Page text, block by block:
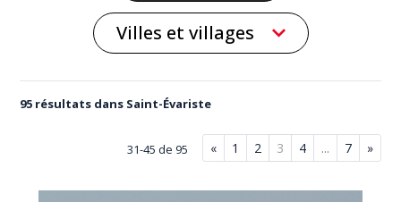
Villes et villages
95 résultats dans Saint-Évariste
31-45 de 95 « 1 2 3 4 ... 7 »